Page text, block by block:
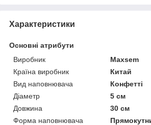
Характеристики
Основні атрибути
Виробник
Maxsem
Країна виробник
Китай
Вид наповнювача
Конфетті
Діаметр
5 см
Довжина
30 см
Форма наповнювача